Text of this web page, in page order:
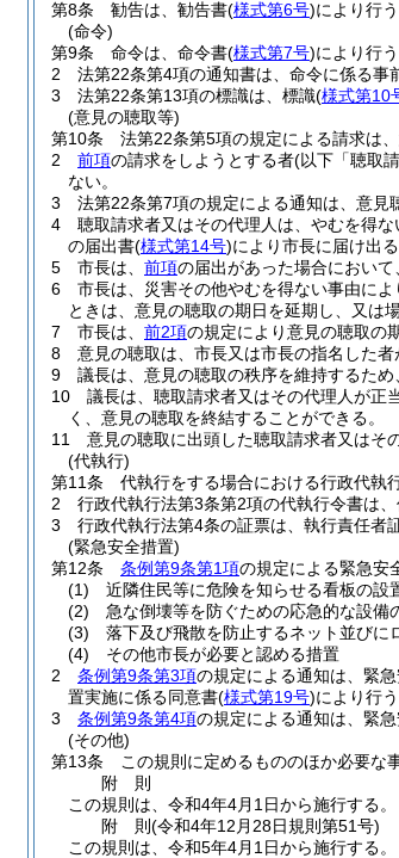
第8条
勧告は、勧告書(様式第6号)により行
(命令)
第9条
命令は、命令書(様式第7号)により行
2
法第22条第4項の通知書は、命令に係る事
3
法第22条第13項の標識は、標識(様式第10
(意見の聴取等)
第10条
法第22条第5項の規定による請求は
2
前項の請求をしようとする者(以下「聴取
ない。
3
法第22条第7項の規定による通知は、意見
4
聴取請求者又はその代理人は、やむを得
の届出書(様式第14号)により市長に届け出る
5
市長は、 前項の届出があった場合におい
6
市長は、災害その他やむを得ない事由に
ときは、意見の聴取の期日を延期し、又は
7
市長は、 前2項の規定により意見の聴取の
8
意見の聴取は、市長又は市長の指名した者
9
議長は、意見の聴取の秩序を維持するた
10
議長は、聴取請求者又はその代理人が正
く、意見の聴取を終結することができる。
11
意見の聴取に出頭した聴取請求者又はそ
(代執行)
第11条
代執行をする場合における行政代執
2
行政代執行法第3条第2項の代執行令書は
3
行政代執行法第4条の証票は、執行責任者
(緊急安全措置)
第12条
条例第9条第1項の規定による緊急安
(1)
近隣住民等に危険を知らせる看板の設
(2)
急な倒壊等を防ぐための応急的な設備
(3)
落下及び飛散を防止するネット並びに
(4)
その他市長が必要と認める措置
2
条例第9条第3項の規定による通知は、緊
置実施に係る同意書(様式第19号)により行
3
条例第9条第4項の規定による通知は、緊
(その他)
第13条
この規則に定めるもののほか必要な
附 則
この規則は、令和4年4月1日から施行する。
附 則(令和4年12月28日規則第51号)
この規則は、令和5年4月1日から施行する。